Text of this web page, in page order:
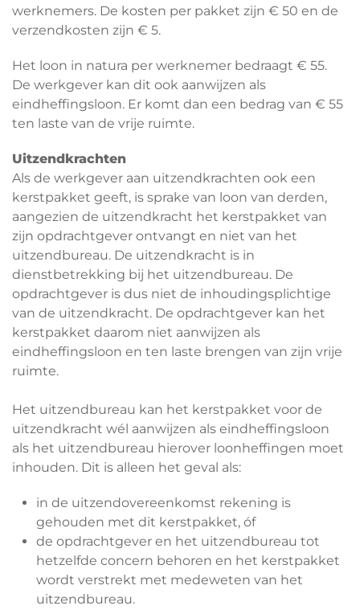
werknemers. De kosten per pakket zijn € 50 en de
verzendkosten zijn € 5.
Het loon in natura per werknemer bedraagt € 55.
De werkgever kan dit ook aanwijzen als
eindheffingsloon. Er komt dan een bedrag van € 55
ten laste van de vrije ruimte.
Uitzendkrachten
Als de werkgever aan uitzendkrachten ook een
kerstpakket geeft, is sprake van loon van derden,
aangezien de uitzendkracht het kerstpakket van
zijn opdrachtgever ontvangt en niet van het
uitzendbureau. De uitzendkracht is in
dienstbetrekking bij het uitzendbureau. De
opdrachtgever is dus niet de inhoudingsplichtige
van de uitzendkracht. De opdrachtgever kan het
kerstpakket daarom niet aanwijzen als
eindheffingsloon en ten laste brengen van zijn vrije
ruimte.
Het uitzendbureau kan het kerstpakket voor de
uitzendkracht wél aanwijzen als eindheffingsloon
als het uitzendbureau hierover loonheffingen moet
inhouden. Dit is alleen het geval als:
in de uitzendovereenkomst rekening is
gehouden met dit kerstpakket, óf
de opdrachtgever en het uitzendbureau tot
hetzelfde concern behoren en het kerstpakket
wordt verstrekt met medeweten van het
uitzendbureau.